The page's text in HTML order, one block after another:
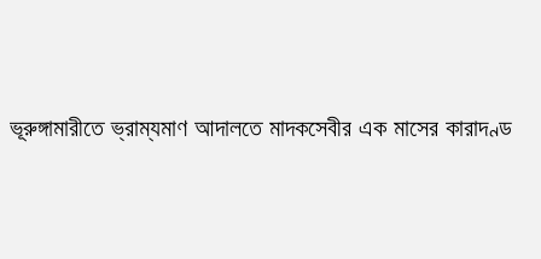
ভূরুঙ্গামারীতে ভ্রাম্যমাণ আদালতে মাদকসেবীর এক মাসের কারাদণ্ড